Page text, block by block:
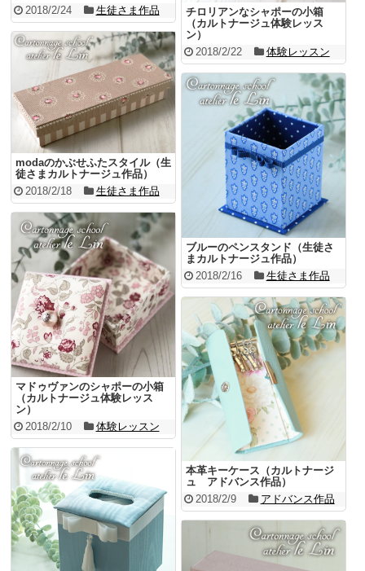
2018/2/24
生徒さま作品
チロリアンなシャポーの小箱
（カルトナージュ体験レッス
ン）
2018/2/22
体験レッスン
modaのかぶせふたスタイル（生
徒さまカルトナージュ作品）
2018/2/18
生徒さま作品
ブルーのペンスタンド（生徒さ
まカルトナージュ作品）
2018/2/16
生徒さま作品
マドゥヴァンのシャポーの小箱
（カルトナージュ体験レッス
ン）
2018/2/10
体験レッスン
本革キーケース（カルトナージ
ュ アドバンス作品）
2018/2/9
アドバンス作品